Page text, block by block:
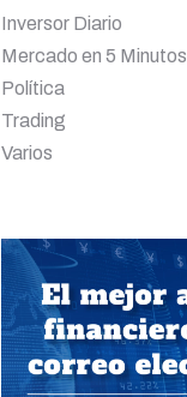
Inversor Diario
Mercado en 5 Minutos
Política
Trading
Varios